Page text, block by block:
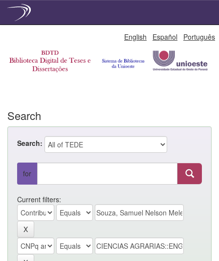
English Español Português
Search
Search:
for
Current filters: